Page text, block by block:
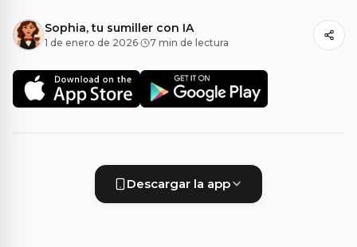
Sophia, tu sumiller con IA
1 de enero de 2026· 7 min de lectura
Descargar la app